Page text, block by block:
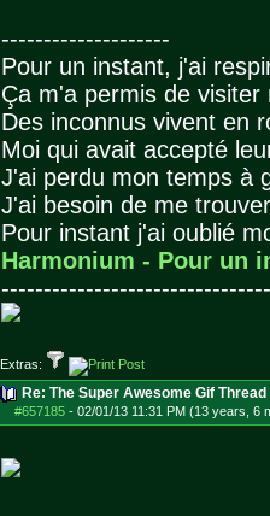
--------------------
Pour un instant, j'ai
Ça m'a permis de visiter
Des inconnus vivent en
Moi qui avait accepté
J'ai perdu mon temps à
J'ai besoin de me
Pour instant j'ai oublié
Harmonium - Pour un
--------------------------------
Extras:
Re: The Super Awesome Gif Thread
#657185- 02/01/13 11:31 PM (13 years, 6